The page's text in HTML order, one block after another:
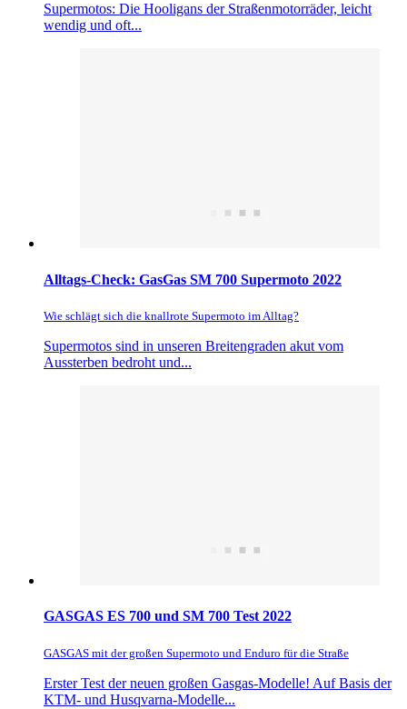
Supermotos: Die Hooligans der Straßenmotorräder, leicht
wendig und oft...
Alltags-Check: GasGas SM 700 Supermoto 2022
Wie schlägt sich die knallrote Supermoto im Alltag?
Supermotos sind in unseren Breitengraden akut vom
Aussterben bedroht und...
GASGAS ES 700 und SM 700 Test 2022
GASGAS mit der großen Supermoto und Enduro für die Straße
Erster Test der neuen großen Gasgas-Modelle! Auf Basis der
KTM- und Husqvarna-Modelle...